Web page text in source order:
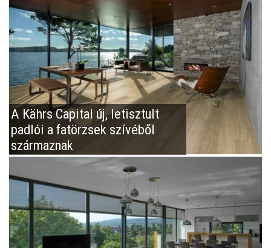
A Kährs Capital új, letisztult
padlói a fatörzsek szívéből
származnak